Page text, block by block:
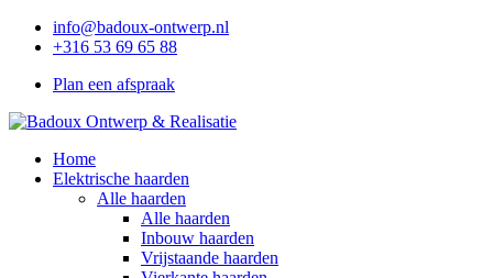
info@badoux-ontwerp.nl
+316 53 69 65 88
Plan een afspraak
Home
Elektrische haarden
Alle haarden
Alle haarden
Inbouw haarden
Vrijstaande haarden